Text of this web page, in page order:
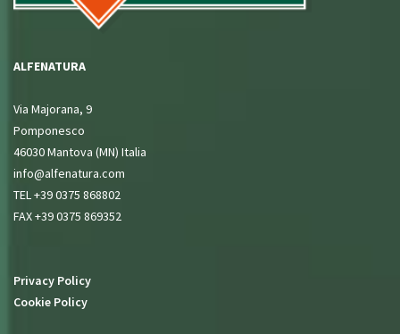
ALFENATURA
Via Majorana, 9
Pomponesco
46030 Mantova (MN) Italia
info@alfenatura.com
TEL +39 0375 868802
FAX +39 0375 869352
Privacy Policy
Cookie Policy